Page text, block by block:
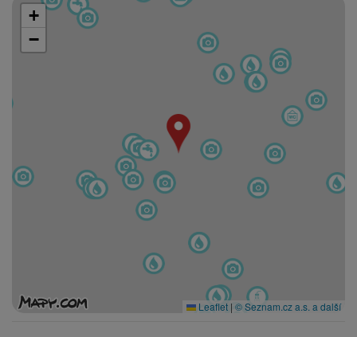
+
−
Leaflet | © Seznam.cz a.s. a další